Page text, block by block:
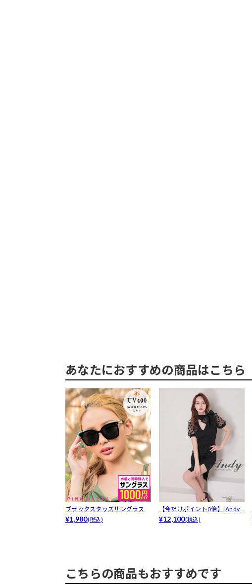
あなたにおすすめの商品はこちら
ブラックスタッズサングラス
¥1,980(税込)
【今だけポイント0倍】[Andy]
ネッ...
¥12,100(税込)
こちらの商品もおすすめです